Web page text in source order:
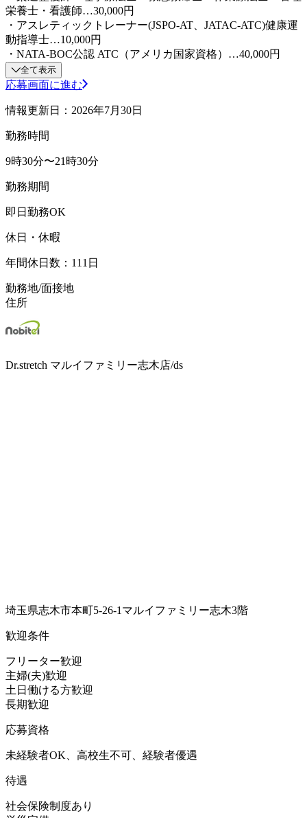
栄養士・看護師…30,000円
・アスレティックトレーナー(JSPO-AT、JATAC-ATC)健康運
動指導士…10,000円
・NATA-BOC公認 ATC（アメリカ国家資格）…40,000円
全て表示
応募画面に進む
情報更新日：2026年7月30日
勤務時間
9時30分〜21時30分
勤務期間
即日勤務OK
休日・休暇
年間休日数：111日
勤務地/面接地
住所
Dr.stretch マルイファミリー志木店/ds
埼玉県志木市本町5-26-1マルイファミリー志木3階
歓迎条件
フリーター歓迎
主婦(夫)歓迎
土日働ける方歓迎
長期歓迎
応募資格
未経験者OK、高校生不可、経験者優遇
待遇
社会保険制度あり